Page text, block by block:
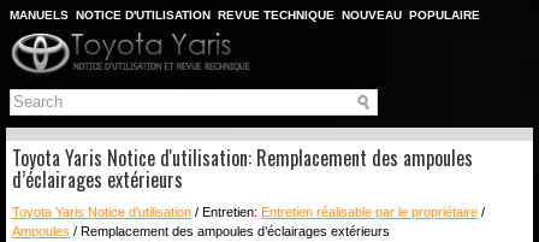
MANUELS NOTICE D'UTILISATION REVUE TECHNIQUE NOUVEAU POPULAIRE
PLAN DU SITE
CHERCHER
Toyota Yaris Notice d'utilisation: Remplacement des ampoules
d’éclairages extérieurs
Toyota Yaris Notice d'utilisation / Entretien: Entretien réalisable par le propriétaire /
Ampoules / Remplacement des ampoules d’éclairages extérieurs